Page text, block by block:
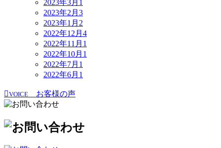
2023年3月 1
2023年2月 3
2023年1月 2
2022年12月 4
2022年11月 1
2022年10月 1
2022年7月 1
2022年6月 1
VOICE お客様の声